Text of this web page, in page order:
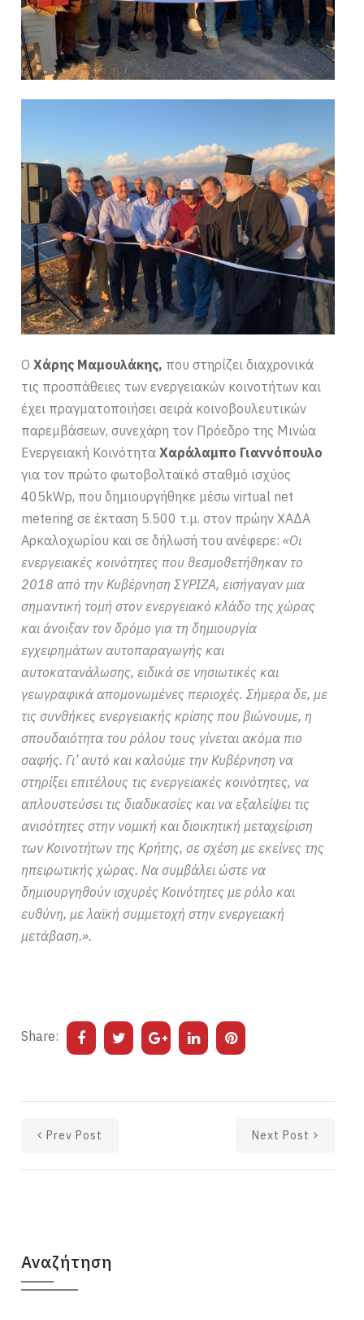
ΟΧάρης Μαμουλάκης, που στηρίζει διαχρονικά
τις προσπάθειες των ενεργειακών κοινοτήτων και
έχει πραγματοποιήσει σειρά κοινοβουλευτικών
παρεμβάσεων, συνεχάρη τον Πρόεδρο της Μινώα
Ενεργειακή ΚοινότηταΧαράλαμπο Γιαννόπουλο
για τον πρώτο φωτοβολταϊκό σταθμό ισχύος
405kWp, που δημιουργήθηκε μέσω virtual net
metering σε έκταση 5.500 τ.μ. στον πρώην ΧΑΔΑ
Αρκαλοχωρίου και σε δήλωσή του ανέφερε:«Οι
ενεργειακές κοινότητες που θεσμοθετήθηκαν το
2018 από την Κυβέρνηση ΣΥΡΙΖΑ, εισήγαγαν μια
σημαντική τομή στον ενεργειακό κλάδο της χώρας
και άνοιξαν τον δρόμο για τη δημιουργία
εγχειρημάτων αυτοπαραγωγής και
αυτοκατανάλωσης, ειδικά σε νησιωτικές και
γεωγραφικά απομονωμένες περιοχές. Σήμερα δε, με
τις συνθήκες ενεργειακής κρίσης που βιώνουμε, η
σπουδαιότητα του ρόλου τους γίνεται ακόμα πιο
σαφής. Γι’ αυτό και καλούμε την Κυβέρνηση να
στηρίξει επιτέλους τις ενεργειακές κοινότητες, να
απλουστεύσει τις διαδικασίες και να εξαλείψει τις
ανισότητες στην νομική και διοικητική μεταχείριση
των Κοινοτήτων της Κρήτης, σε σχέση με εκείνες της
ηπειρωτικής χώρας. Να συμβάλει ώστε να
δημιουργηθούν ισχυρές Κοινότητες με ρόλο και
ευθύνη, με λαϊκή συμμετοχή στην ενεργειακή
μετάβαση.».
Share:
Prev Post Next Post
Αναζήτηση